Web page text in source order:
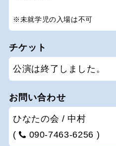
※未就学児の入場は不可
チケット
公演は終了しました。
お問い合わせ
ひなたの会 / 中村
(
090-7463-6256 )